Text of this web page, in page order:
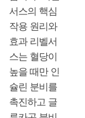
서스의 핵심
작용 원리와
효과 리벨서
스는 혈당이
높을 때만 인
슐린 분비를
촉진하고 글